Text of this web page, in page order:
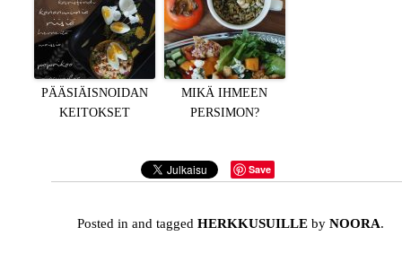
PÄÄSIÄISNOIDAN
KEITOKSET
MIKÄ IHMEEN
PERSIMON?
Save
Posted in and taggedHERKKUSUILLE byNOORA.